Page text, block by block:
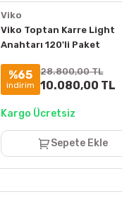
Viko
Viko Toptan Karre Light
Anahtarı 120'li Paket
%65
indirim
28.800,00 TL
10.080,00 TL
Kargo Ücretsiz
Sepete Ekle